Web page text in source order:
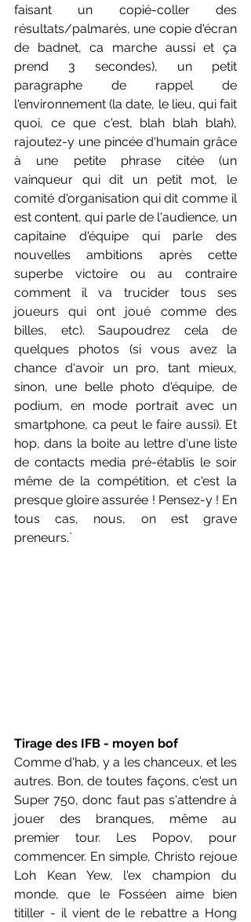
faisant un copié-coller des
résultats/palmarès, une copie d'écran
de badnet, ca marche aussi et ça
prend 3 secondes), un petit
paragraphe de rappel de
l'environnement (la date, le lieu, qui fait
quoi, ce que c'est, blah blah blah),
rajoutez-y une pincée d'humain grâce
à une petite phrase citée (un
vainqueur qui dit un petit mot, le
comité d'organisation qui dit comme il
est content, qui parle de l'audience, un
capitaine d'équipe qui parle des
nouvelles ambitions après cette
superbe victoire ou au contraire
comment il va trucider tous ses
joueurs qui ont joué comme des
billes, etc). Saupoudrez cela de
quelques photos (si vous avez la
chance d'avoir un pro, tant mieux,
sinon, une belle photo d'équipe, de
podium, en mode portrait avec un
smartphone, ca peut le faire aussi). Et
hop, dans la boite au lettre d'une liste
de contacts media pré-établis le soir
même de la compétition, et c'est la
presque gloire assurée ! Pensez-y ! En
tous cas, nous, on est grave
preneurs.`
Tirage des IFB - moyen bof
Comme d'hab, y a les chanceux, et les
autres. Bon, de toutes façons, c'est un
Super 750, donc faut pas s'attendre à
jouer des branques, même au
premier tour. Les Popov, pour
commencer. En simple, Christo rejoue
Loh Kean Yew, l'ex champion du
monde, que le Fosséen aime bien
titiller - il vient de le rebattre a Hong